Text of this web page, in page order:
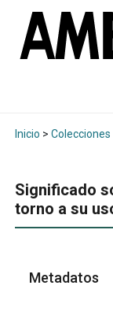
Inicio > Colecciones
Significado
torno a su
Metadatos